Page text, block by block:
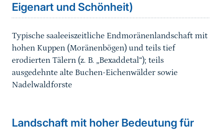
Eigenart und Schönheit)
Typische saaleeiszeitliche Endmoränenlandschaft mit
hohen Kuppen (Moränenbögen) und teils tief
erodierten Tälern (z. B. „Bexaddetal“); teils
ausgedehnte alte Buchen-Eichenwälder sowie
Nadelwaldforste
Landschaft mit hoher Bedeutung für